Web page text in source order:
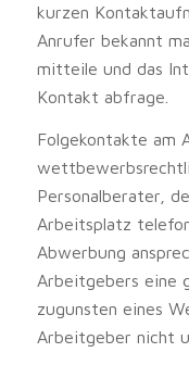
kurzen
Anrufer bekannt
mitteile und das
Kontakt abfrage.
Folgekontakte am
Personalberater,
Arbeitsplatz
Abwerbung
Arbeitgebers eine
zugunsten eines
Arbeitgeber nicht